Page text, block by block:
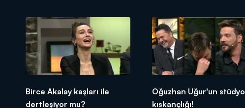
Birce Akalay kaşları ile
dertleşiyor mu?
Oğuzhan Uğur'un stüdyo
kıskançlığı!